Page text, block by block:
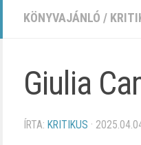
KÖNYVAJÁNLÓ /
Giulia
ÍRTA: KRITIKUS ·